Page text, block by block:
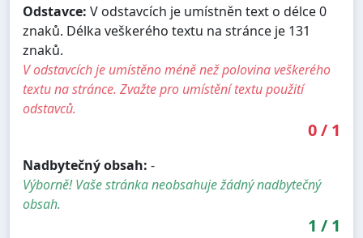
Odstavce: V odstavcích je umístněn text o délce 0
znaků. Délka veškerého textu na stránce je 131
znaků.
V odstavcích je umístěno méně než polovina veškerého
textu na stránce. Zvažte pro umístění textu použití
odstavců.
0/ 1
Nadbytečný obsah: -
Výborně! Vaše stránka neobsahuje žádný nadbytečný
obsah.
1 / 1